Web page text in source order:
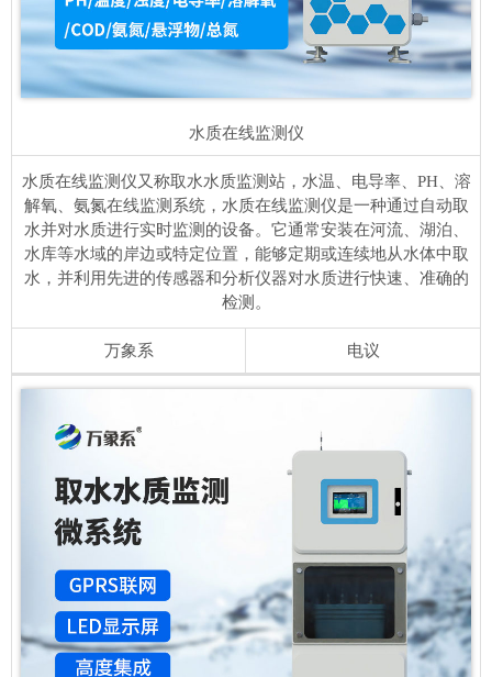
水质在线监测仪
水质在线监测仪又称取水水质监测站，水温、电导率、PH、溶
解氧、氨氮在线监测系统，水质在线监测仪是一种通过自动取
水并对水质进行实时监测的设备。它通常安装在河流、湖泊、
水库等水域的岸边或特定位置，能够定期或连续地从水体中取
水，并利用先进的传感器和分析仪器对水质进行快速、准确的
检测。
万象系 电议